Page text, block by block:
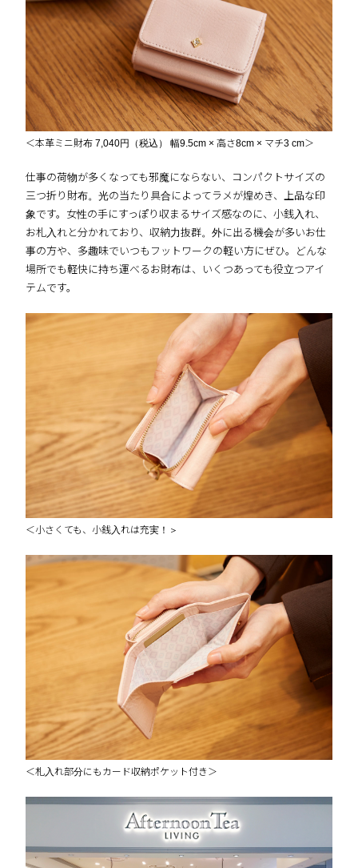
＜本革ミニ財布 7,040円（税込） 幅9.5cm × 高さ8cm × マチ3 cm＞
仕事の荷物が多くなっても邪魔にならない、コンパクトサイズの
三つ折り財布。光の当たり具合によってラメが煌めき、上品な印
象です。女性の手にすっぽり収まるサイズ感なのに、小銭入れ、
お札入れと分かれており、収納力抜群。外に出る機会が多いお仕
事の方や、多趣味でいつもフットワークの軽い方にぜひ。どんな
場所でも軽快に持ち運べるお財布は、いくつあっても役立つアイ
テムです。
＜小さくても、小銭入れは充実！＞
＜札入れ部分にもカード収納ポケット付き＞